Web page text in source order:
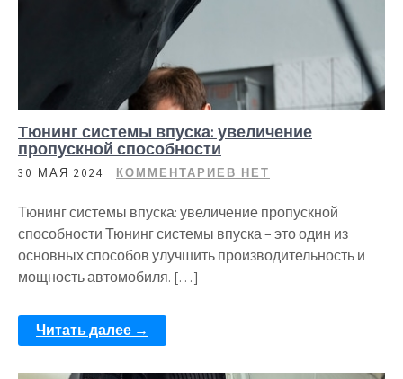
Тюнинг системы впуска: увеличение
пропускной способности
30 МАЯ 2024 КОММЕНТАРИЕВ НЕТ
Тюнинг системы впуска: увеличение пропускной
способности Тюнинг системы впуска – это один из
основных способов улучшить производительность и
мощность автомобиля. […]
Читать далее →